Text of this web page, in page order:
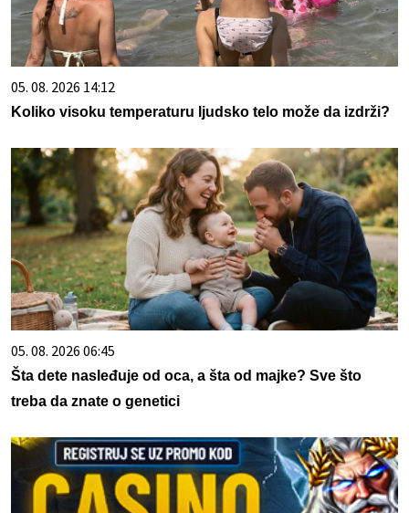
05. 08. 2026 14:12
Koliko visoku temperaturu ljudsko telo može da izdrži?
05. 08. 2026 06:45
Šta dete nasleđuje od oca, a šta od majke? Sve što
treba da znate o genetici